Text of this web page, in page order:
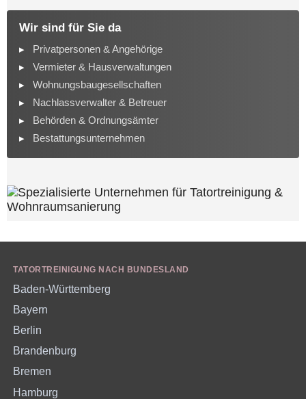
Wir sind für Sie da
Privatpersonen & Angehörige
Vermieter & Hausverwaltungen
Wohnungsbaugesellschaften
Nachlassverwalter & Betreuer
Behörden & Ordnungsämter
Bestattungsunternehmen
TATORTREINIGUNG NACH BUNDESLAND
Baden-Württemberg
Bayern
Berlin
Brandenburg
Bremen
Hamburg